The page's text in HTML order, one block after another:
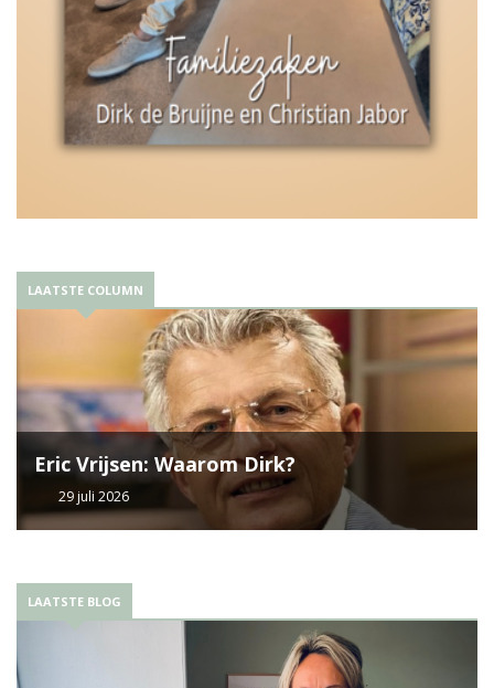
LAATSTE COLUMN
Eric Vrijsen: Waarom Dirk?
29 juli 2026
LAATSTE BLOG